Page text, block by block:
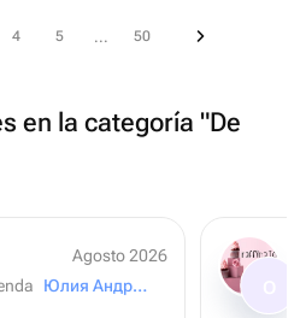
4 5 ... 50
en la categoría "De
Agosto 2026
Юлия Андреева